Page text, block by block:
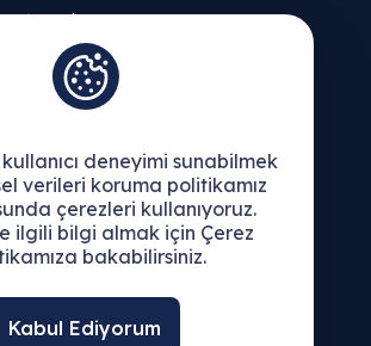
Açık Rıza Beyanı
Çerez Politikası
deneyimi sunabilmek
verileri koruma politikamız
çerezleri kullanıyoruz.
ilgili bilgi almak için Çerez
bakabilirsiniz.
Kabul Ediyorum